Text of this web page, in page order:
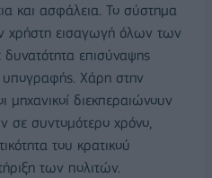
και ασφάλεια. Το σύστημα
χρήστη εισαγωγή όλων των
επισύναψης
Χάρη στην
μηχανικοί διεκπεραιώνουν
σε συντομότερο χρόνο,
του κρατικού
των πολιτών.